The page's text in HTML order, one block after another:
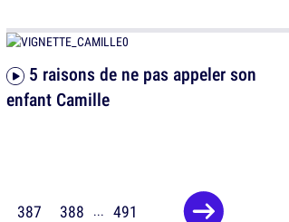
enfant Camille
387 388 ... 491